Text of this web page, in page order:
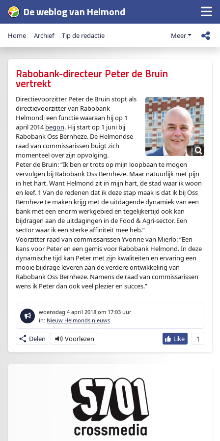
De weblog van Helmond
Home Archief Tip de redactie Meer
Rabobank-directeur Peter de Bruin
vertrekt
Directievoorzitter Peter de Bruin stopt als
directievoorzitter van Rabobank
Helmond, een functie waaraan hij op 1
april 2014begon. Hij start op 1 juni bij
Rabobank Oss Bernheze. De Helmondse
raad van commissarissen buigt zich
momenteel over zijn opvolging.
Peter de Bruin: “Ik ben er trots op mijn loopbaan te mogen
vervolgen bij Rabobank Oss Bernheze. Maar natuurlijk met pijn
in het hart. Want Helmond zit in mijn hart, de stad waar ik woon
en leef. 1 Van de redenen dat ik deze stap maak is dat ik bij Oss
Bernheze te maken krijg met de uitdagende dynamiek van een
bank met een enorm werkgebied en tegelijkertijd ook kan
bijdragen aan de uitdagingen in de Food & Agri-sector. Een
sector waar ik een sterke affiniteit mee heb.”
Voorzitter raad van commissarissen Yvonne van Mierlo: “Een
kans voor Peter en een gemis voor Rabobank Helmond. In deze
dynamische tijd kan Peter met zijn kwaliteiten en ervaring een
mooie bijdrage leveren aan de verdere ontwikkeling van
Rabobank Oss Bernheze. Namens de raad van commissarissen
wens ik Peter dan ook veel plezier en succes.”
woensdag 4 april 2018 om 17:03 uur
in: Nieuw Helmonds nieuws
1
Delen